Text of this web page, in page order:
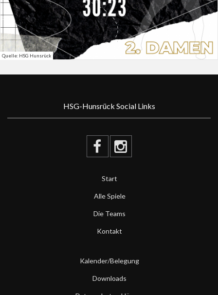
Quelle: HSG Hunsrück
HSG-Hunsrück Social Links
Start
Alle Spiele
Die Teams
Kontakt
Kalender/Belegung
Downloads